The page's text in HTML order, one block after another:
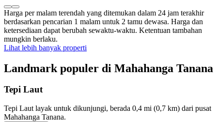
Harga per malam terendah yang ditemukan dalam 24 jam terakhir
berdasarkan pencarian 1 malam untuk 2 tamu dewasa. Harga dan
ketersediaan dapat berubah sewaktu-waktu. Ketentuan tambahan
mungkin berlaku.
Lihat lebih banyak properti
Landmark populer di Mahahanga Tanana
Tepi Laut
Tepi Laut layak untuk dikunjungi, berada 0,4 mi (0,7 km) dari pusat
Mahahanga Tanana.